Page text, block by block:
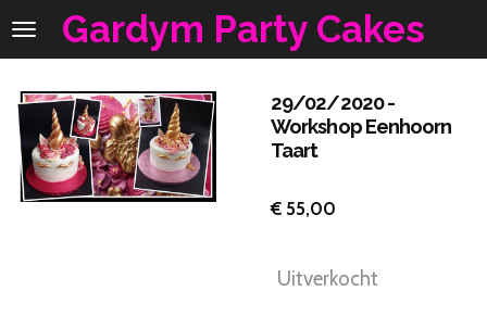
Ga
de
hoofdinhoud
Gardym Party Cakes
29/02/2020 -
Workshop Eenhoorn
Taart
€ 55,00
Uitverkocht